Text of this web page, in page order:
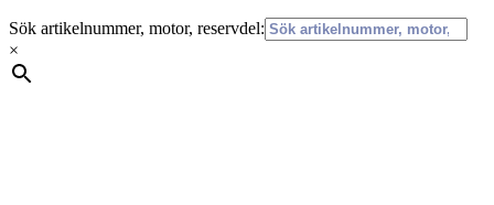
Sök artikelnummer, motor, reservdel:
×